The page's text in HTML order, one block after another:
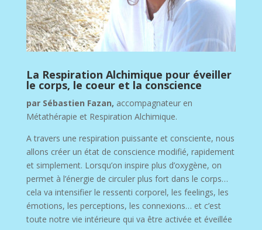
La Respiration Alchimique pour éveiller
le corps, le coeur et la conscience
par Sébastien Fazan, accompagnateur en
Métathérapie et Respiration Alchimique.
A travers une respiration puissante et consciente, nous
allons créer un état de conscience modifié, rapidement
et simplement. Lorsqu’on inspire plus d’oxygène, on
permet à l’énergie de circuler plus fort dans le corps…
cela va intensifier le ressenti corporel, les feelings, les
émotions, les perceptions, les connexions… et c’est
toute notre vie intérieure qui va être activée et éveillée